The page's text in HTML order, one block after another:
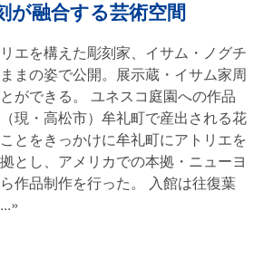
が融合する芸術空間
エを構えた彫刻家、イサム・ノグチ
まの姿で公開。展示蔵・イサム家周
ができる。 ユネスコ庭園への作品
現・高松市）牟礼町で産出される花
とをきっかけに牟礼町にアトリエを
とし、アメリカでの本拠・ニューヨ
作品制作を行った。 入館は往復葉
...»